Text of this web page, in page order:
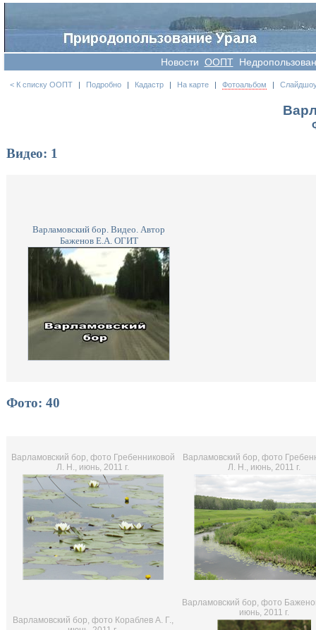
Новости OOПT
< К списку ООПТ | Подробно | Кадастр | На карте | Фотоальбом |
Видео: 1
Варламовский бор. Видео. Автор
Баженов Е.А. ОГИТ
Фото: 40
Варламовский бор, фото Гребенниковой
Л. Н., июнь, 2011 г.
Варламовский бор, фото
Л. Н., июнь, 2011 г.
Варламовский бор, фото Кораблев А. Г.,
Варламовский бор, фото
июнь, 2011 г.